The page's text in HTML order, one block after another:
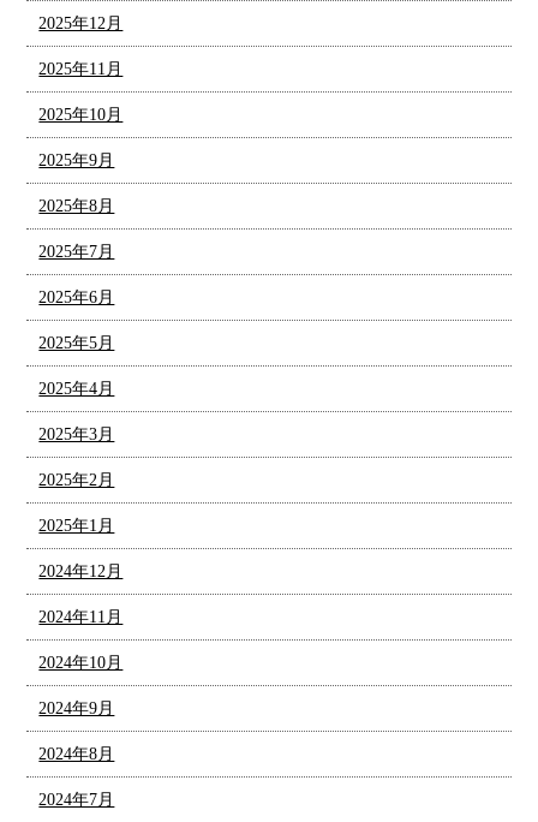
2025年12月
2025年11月
2025年10月
2025年9月
2025年8月
2025年7月
2025年6月
2025年5月
2025年4月
2025年3月
2025年2月
2025年1月
2024年12月
2024年11月
2024年10月
2024年9月
2024年8月
2024年7月